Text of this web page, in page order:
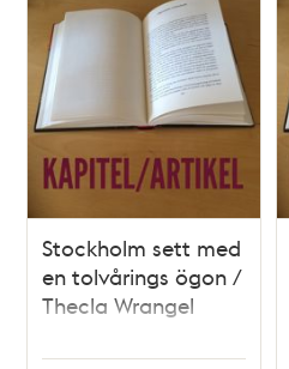
Stockholm sett med
en tolvårings ögon /
Thecla Wrangel